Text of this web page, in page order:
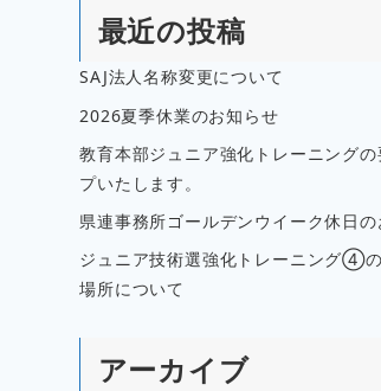
最近の投稿
SAJ法人名称変更について
2026夏季休業のお知らせ
教育本部ジュニア強化トレーニングの
プいたします。
県連事務所ゴールデンウイーク休日
ジュニア技術選強化トレーニング④
場所について
アーカイブ